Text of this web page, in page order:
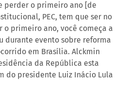
perder o primeiro ano [de
PEC, tem que ser no
o primeiro ano, você começa a
durante evento sobre reforma
em Brasília. Alckmin
da República esta
do presidente Luiz Inácio Lula